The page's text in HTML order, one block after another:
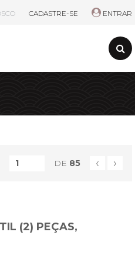
CADASTRE-SE ENTRAR
DE 85 ‹ ›
(2) PEÇAS,